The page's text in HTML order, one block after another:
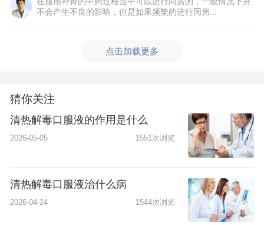
不会产生不良的影响，但是如果频繁的进行同房...
点击加载更多
猜你关注
清热解毒口服液的作用是什么
2026-05-05 1551次浏览
清热解毒口服液治什么病
2026-04-24 1544次浏览